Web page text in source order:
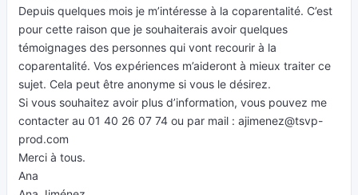
Depuis quelques mois je m’intéresse à la coparentalité. C’est
pour cette raison que je souhaiterais avoir quelques
témoignages des personnes qui vont recourir à la
coparentalité. Vos expériences m’aideront à mieux traiter ce
sujet. Cela peut être anonyme si vous le désirez.
Si vous souhaitez avoir plus d’information, vous pouvez me
contacter au 01 40 26 07 74 ou par mail : ajimenez@tsvp-
prod.com
Merci à tous.
Ana